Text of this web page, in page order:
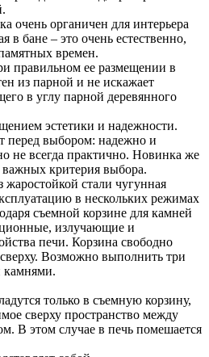
очень органичен для интерьера
в бане – это очень естественно,
времен.
правильном ее размещении в
из парной и не искажает
в углу парной деревянного
эстетики и надежности.
перед выбором: надежно и
не всегда практично. Новинка же
важных критерия выбора.
стали чугунная
в нескольких режимах
съемной корзине для камней
излучающие и
печи. Корзина свободно
Возможно выполнить три
камнями.
только в съемную корзину,
сверху пространство между
В этом случае в печь помешается